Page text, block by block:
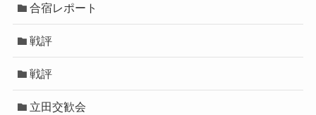
合宿レポート
戦評
戦評
立田交歓会